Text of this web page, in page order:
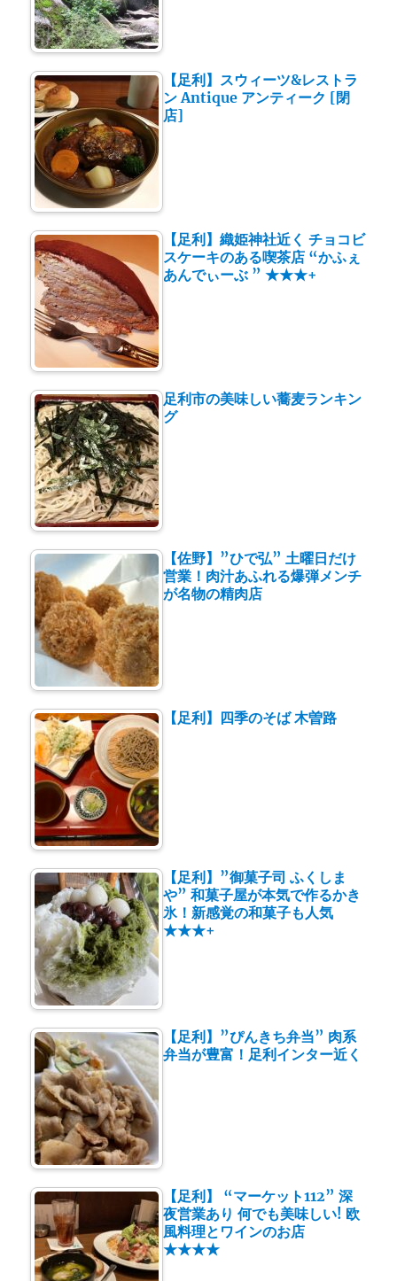
【足利】スウィーツ&レストラ
ン Antique アンティーク [閉
店]
【足利】織姫神社近く チョコビ
スケーキのある喫茶店 “かふぇ
あんでぃーぶ ” ★★★+
足利市の美味しい蕎麦ランキン
グ
【佐野】”ひで弘” 土曜日だけ
営業！肉汁あふれる爆弾メンチ
が名物の精肉店
【足利】四季のそば 木曽路
【足利】”御菓子司 ふくしま
や” 和菓子屋が本気で作るかき
氷！新感覚の和菓子も人気
★★★+
【足利】”ぴんきち弁当” 肉系
弁当が豊富！足利インター近く
【足利】 “マーケット112” 深
夜営業あり 何でも美味しい! 欧
風料理とワインのお店
★★★★